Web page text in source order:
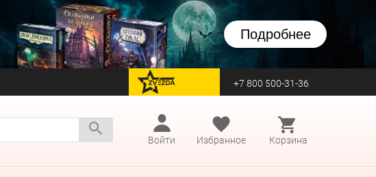
Подробнее
перейти на Zvezda +7 800 500-31-36
Войти
Избранное Корзина